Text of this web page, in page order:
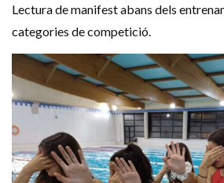
Lectura de manifest abans dels
categories de competició.